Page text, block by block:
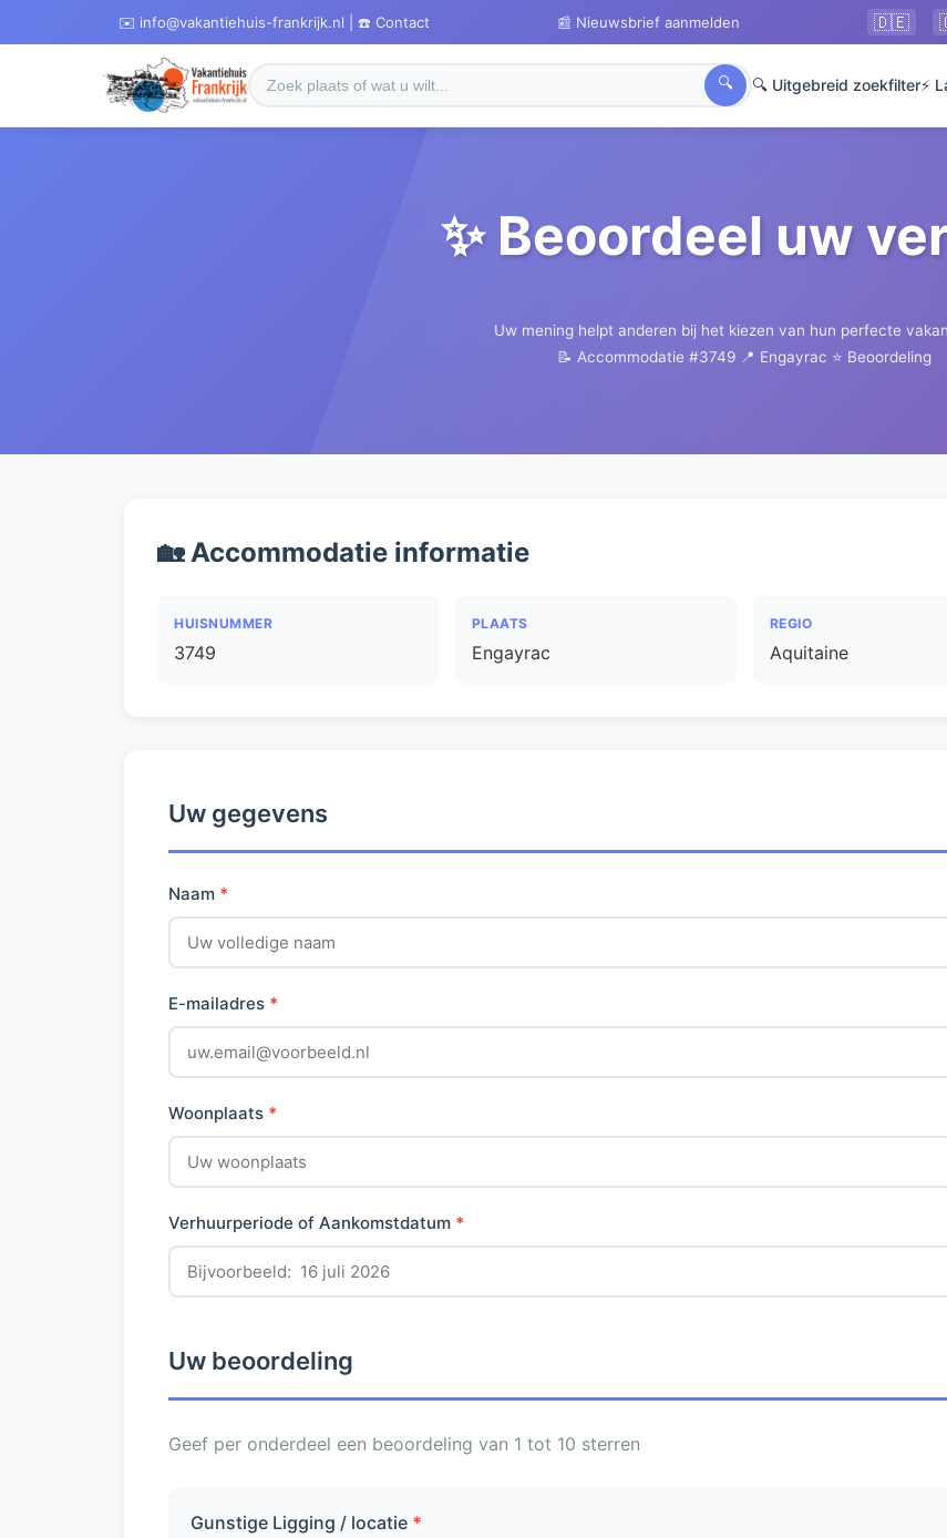
✉️ info@vakantiehuis-frankrijk.nl | ☎️ Contact 📰 Nieuwsbrief aanmelden 🇩🇪
🔍 🔍 Uitgebreid zoekfilter⚡
✨ Beoordeel uw
Uw mening helpt anderen bij het kiezen van hun perfecte
📝 Accommodatie #3749 📍 Engayrac ⭐ Beoordeling
🏡 Accommodatie informatie
HUISNUMMER
3749
PLAATS
Engayrac
REGIO
Aquitaine
Uw gegevens
Naam *
E-mailadres *
Woonplaats *
Verhuurperiode of Aankomstdatum *
Uw beoordeling
Geef per onderdeel een beoordeling van 1 tot 10 sterren
Gunstige Ligging / locatie *